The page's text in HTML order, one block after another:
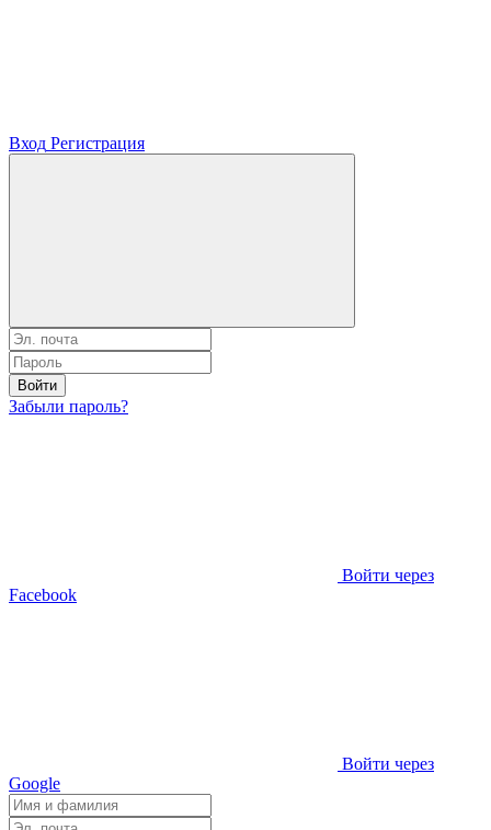
Вход Регистрация
Войти
Забыли пароль?
Войти через
Facebook
Войти через
Google